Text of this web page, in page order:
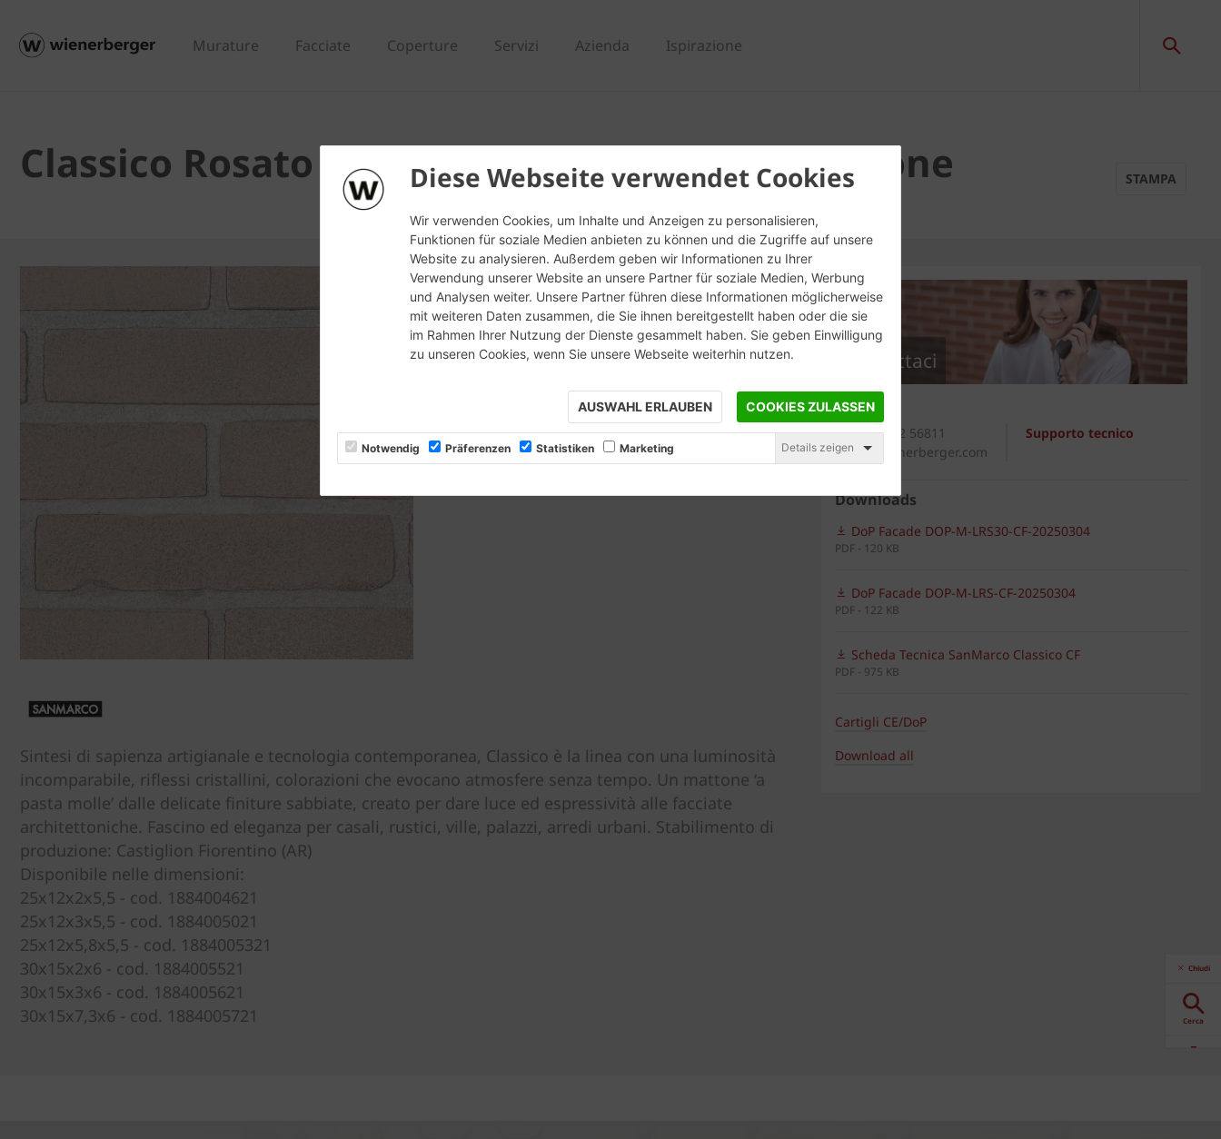
Diese Webseite verwendet Cookies
Wir verwenden Cookies, um Inhalte und Anzeigen zu personalisieren,
Funktionen für soziale Medien anbieten zu können und die Zugriffe auf unsere
Website zu analysieren. Außerdem geben wir Informationen zu Ihrer
Verwendung unserer Website an unsere Partner für soziale Medien, Werbung
und Analysen weiter. Unsere Partner führen diese Informationen möglicherweise
mit weiteren Daten zusammen, die Sie ihnen bereitgestellt haben oder die sie
im Rahmen Ihrer Nutzung der Dienste gesammelt haben. Sie geben Einwilligung
zu unseren Cookies, wenn Sie unsere Webseite weiterhin nutzen.
AUSWAHL ERLAUBEN COOKIES ZULASSEN
Notwendig Präferenzen Statistiken Marketing Details zeigen
Murature Facciate Coperture Servizi Azienda Ispirazione
Classico Rosato BZ - Listello angolare da mattone STAMPA
Sintesi di sapienza artigianale e tecnologia contemporanea, Classico è la linea con una luminosità
incomparabile, riflessi cristallini, colorazioni che evocano atmosfere senza tempo. Un mattone ‘a
pasta molle’ dalle delicate finiture sabbiate, creato per dare luce ed espressività alle facciate
architettoniche. Fascino ed eleganza per casali, rustici, ville, palazzi, arredi urbani. Stabilimento di
produzione: Castiglion Fiorentino (AR)
Disponibile nelle dimensioni:
25x12x2x5,5 - cod. 1884004621
25x12x3x5,5 - cod. 1884005021
25x12x5,8x5,5 - cod. 1884005321
30x15x2x6 - cod. 1884005521
30x15x3x6 - cod. 1884005621
30x15x7,3x6 - cod. 1884005721
Contattaci
Generale
Supporto tecnico
+39 0542 56811
italia@wienerberger.com
Downloads
DoP Facade DOP-M-LRS30-CF-20250304
PDF - 120 KB
DoP Facade DOP-M-LRS-CF-20250304
PDF - 122 KB
Scheda Tecnica SanMarco Classico CF
PDF - 975 KB
Cartigli CE/DoP
Download all
Chiudi
Cerca